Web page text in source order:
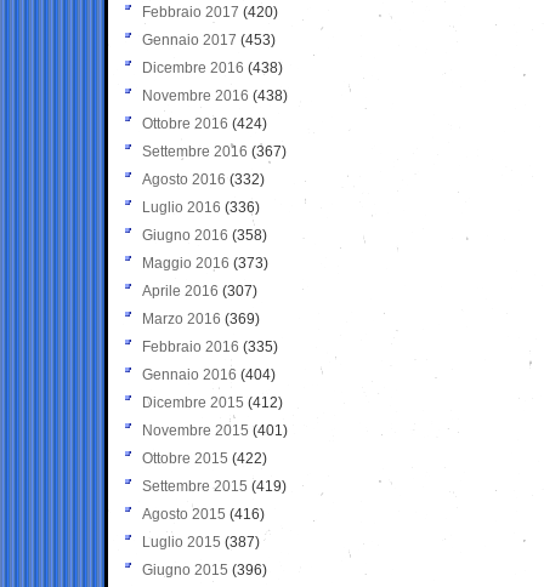
Febbraio 2017 (420)
Gennaio 2017 (453)
Dicembre 2016 (438)
Novembre 2016 (438)
Ottobre 2016 (424)
Settembre 2016 (367)
Agosto 2016 (332)
Luglio 2016 (336)
Giugno 2016 (358)
Maggio 2016 (373)
Aprile 2016 (307)
Marzo 2016 (369)
Febbraio 2016 (335)
Gennaio 2016 (404)
Dicembre 2015 (412)
Novembre 2015 (401)
Ottobre 2015 (422)
Settembre 2015 (419)
Agosto 2015 (416)
Luglio 2015 (387)
Giugno 2015 (396)